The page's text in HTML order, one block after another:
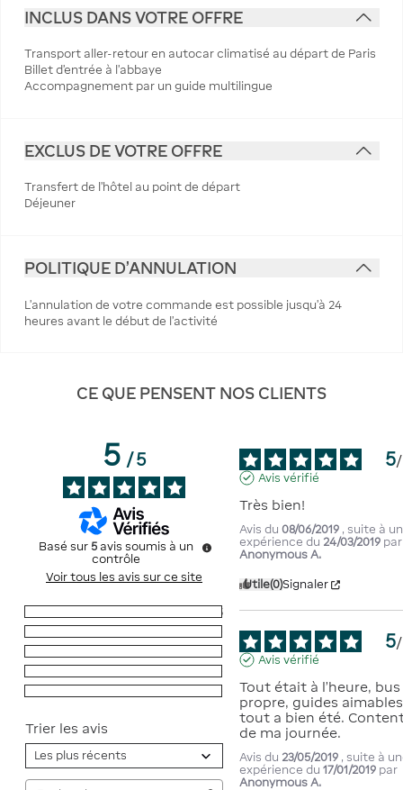
INCLUS DANS VOTRE OFFRE
Transport aller-retour en autocar climatisé au départ de Paris
Billet d'entrée à l'abbaye
Accompagnement par un guide multilingue
EXCLUS DE VOTRE OFFRE
Transfert de l'hôtel au point de départ
Déjeuner
POLITIQUE D'ANNULATION
L’annulation de votre commande est possible jusqu’à 24
heures avant le début de l’activité
CE QUE PENSENT NOS CLIENTS
5/5
Basé sur 5 avis soumis à un
contrôle
Voir tous les avis sur ce site
5
Trier les avis
5/
Avis vérifié
Très bien!
Avis du08/06/2019 , suite à
expérience du 24/03/2019 par
Anonymous A.
Utile(0)Signaler
5/
Avis vérifié
Tout était à l'heure, bus
propre, guides
tout a bien été.
de ma journée.
Avis du 23/05/2019 , suite à
expérience du17/01/2019 par
Anonymous A.